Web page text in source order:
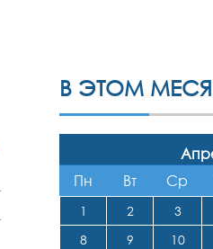
В ЭТОМ
Пн
Вт Ср
1 2 3
8
9 10